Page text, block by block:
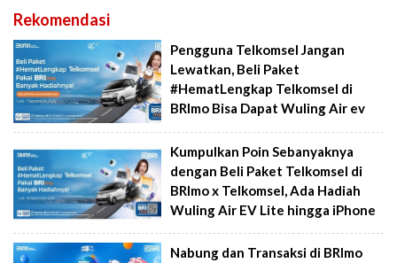
Rekomendasi
Pengguna Telkomsel Jangan
Lewatkan, Beli Paket
#HematLengkap Telkomsel di
BRImo Bisa Dapat Wuling Air ev
Kumpulkan Poin Sebanyaknya
dengan Beli Paket Telkomsel di
BRImo x Telkomsel, Ada Hadiah
Wuling Air EV Lite hingga iPhone
Nabung dan Transaksi di BRImo